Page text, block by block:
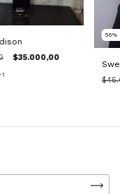
$35.000,00
56